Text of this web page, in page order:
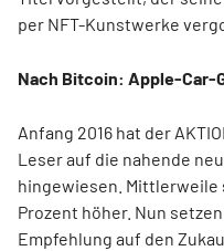
per NFT-Kunstwerke
Nach Bitcoin: Apple-Car-
Anfang 2016 hat der
Leser auf die nahende
hingewiesen. Mittlerweile
Prozent höher. Nun
Empfehlung auf den